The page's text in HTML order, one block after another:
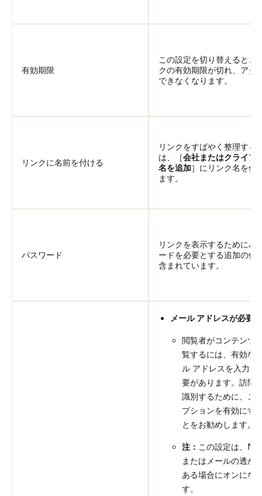
有効期限
この設定を切り替えると、
クの有効期限が切れ、アク
できなくなります。
リンクに名前を付ける
リンクをすばやく整理する
は、［会社またはクライア
名を追加］にリンク名を作
ます。
パスワード
リンクを表示するためにパ
ードを必要とする追加の保
含まれています。
メール アドレスが必要
閲覧者がコンテンツ
覧するには、有効な
ル アドレスを入力す
要があります。訪問
識別するために、こ
プションを有効にす
とをお勧めします。
注： この設定は、
またはメールの透か
ある場合にオンにな
す。